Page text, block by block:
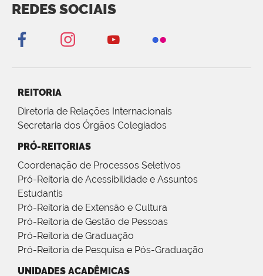
REDES SOCIAIS
REITORIA
Diretoria de Relações Internacionais
Secretaria dos Órgãos Colegiados
PRÓ-REITORIAS
Coordenação de Processos Seletivos
Pró-Reitoria de Acessibilidade e Assuntos
Estudantis
Pró-Reitoria de Extensão e Cultura
Pró-Reitoria de Gestão de Pessoas
Pró-Reitoria de Graduação
Pró-Reitoria de Pesquisa e Pós-Graduação
UNIDADES ACADÊMICAS